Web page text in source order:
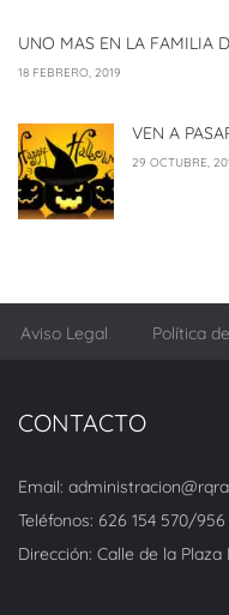
UNO MAS EN LA FAMILIA
18 FEBRERO, 2019
VEN A
29 OCTUBRE,
Aviso Legal Política
CONTACTO
Email:
Teléfonos: 626 154 570/
Dirección: Calle de la Plaza